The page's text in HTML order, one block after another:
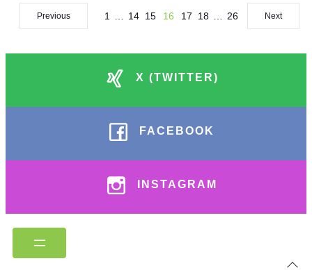
Previous 1 14 15 16 17 18 26 Next
X (TWITTER)
FACEBOOK
INSTAGRAM